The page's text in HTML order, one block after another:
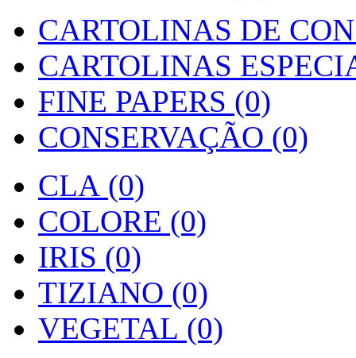
CARTOLINAS DE
CARTOLINAS
FINE PAPERS (0)
CONSERVAÇÃO (0)
CLA (0)
COLORE (0)
IRIS (0)
TIZIANO (0)
VEGETAL (0)